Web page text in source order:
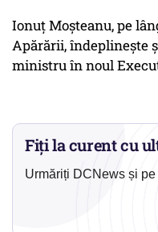
Ionuț Moșteanu, pe
Apărării, îndeplinește
ministru în noul
Fiți la curent cu
Urmăriți DCNews și pe